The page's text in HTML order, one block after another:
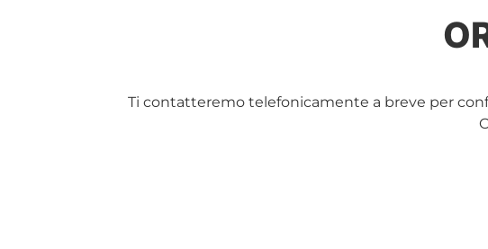
Ti contatteremo telefonicamente a breve per